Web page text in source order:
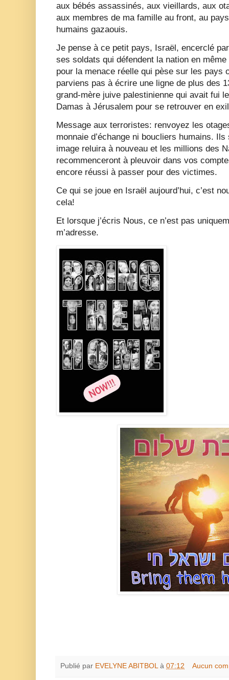
aux bébés assassinés, aux vieillards, aux
aux membres de ma famille au front, au
humains gazaouis.
Je pense à ce petit pays, Israël, encerclé
ses soldats qui défendent la nation en
pour la menace réelle qui pèse sur les pays
parviens pas à écrire une ligne de plus des
grand-mère juive palestinienne qui avait fui
Damas à Jérusalem pour se retrouver en
Message aux terroristes: renvoyez les
monnaie d’échange ni boucliers humains.
image reluira à nouveau et les millions des
recommenceront à pleuvoir dans vos
encore réussi à passer pour des victimes.
Ce qui se joue en Israël aujourd’hui, c’est
cela!
Et lorsque j’écris Nous, ce n’est pas
m’adresse.
Publié par EVELYNE ABITBOL à 07:12 Aucun